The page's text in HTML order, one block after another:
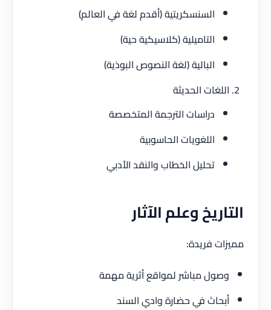
السنسكريتية (أقدم لغة في العالم)
التاميلية (كلاسيكية حية)
البالية (لغة النصوص البوذية)
الحديثة
دراسات الترجمة المتخصصة
اللغويات الحاسوبية
تحليل الخطاب والنقد الأدبي
وعلم الآثار
فريدة:
مباشر لمواقع أثرية مهمة
في حضارة وادي السند